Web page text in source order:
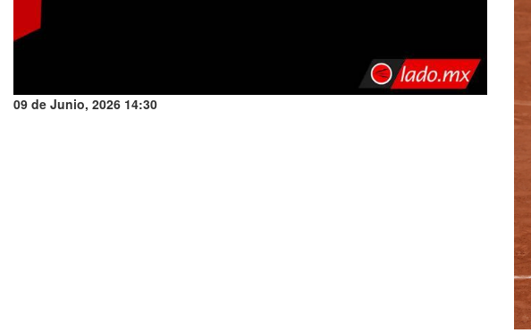
09 de Junio, 2026 14:30